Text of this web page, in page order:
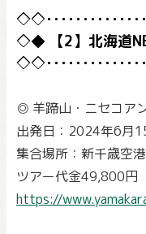
【2】北海道
◎ 羊蹄山・ニセコア
出発日：2024年6月
集合場所：新千歳空
ツアー代金49,800円
https://